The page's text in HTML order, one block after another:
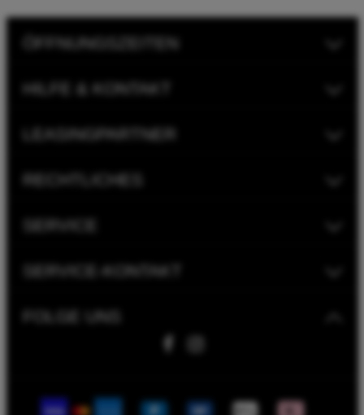
FOLGE UNS
SERVICE-KONTAKT
ÖFFNUNGSZEITEN
HILFE & KONTAKT
LEASINGPARTNER
RECHTLICHES
SERVICE